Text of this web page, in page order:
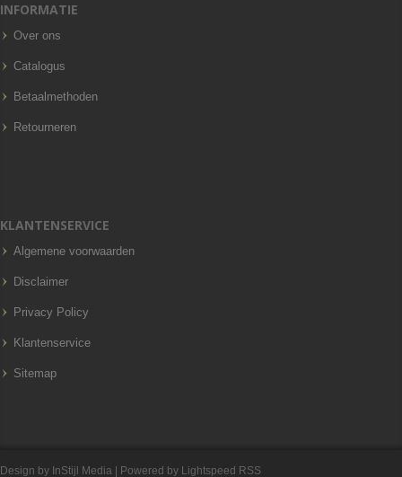
INFORMATIE
Over ons
Catalogus
Betaalmethoden
Retourneren
KLANTENSERVICE
Algemene voorwaarden
Disclaimer
Privacy Policy
Klantenservice
Sitemap
Design by InStijl Media | Powered by Lightspeed RSS